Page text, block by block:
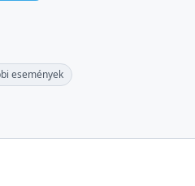
események